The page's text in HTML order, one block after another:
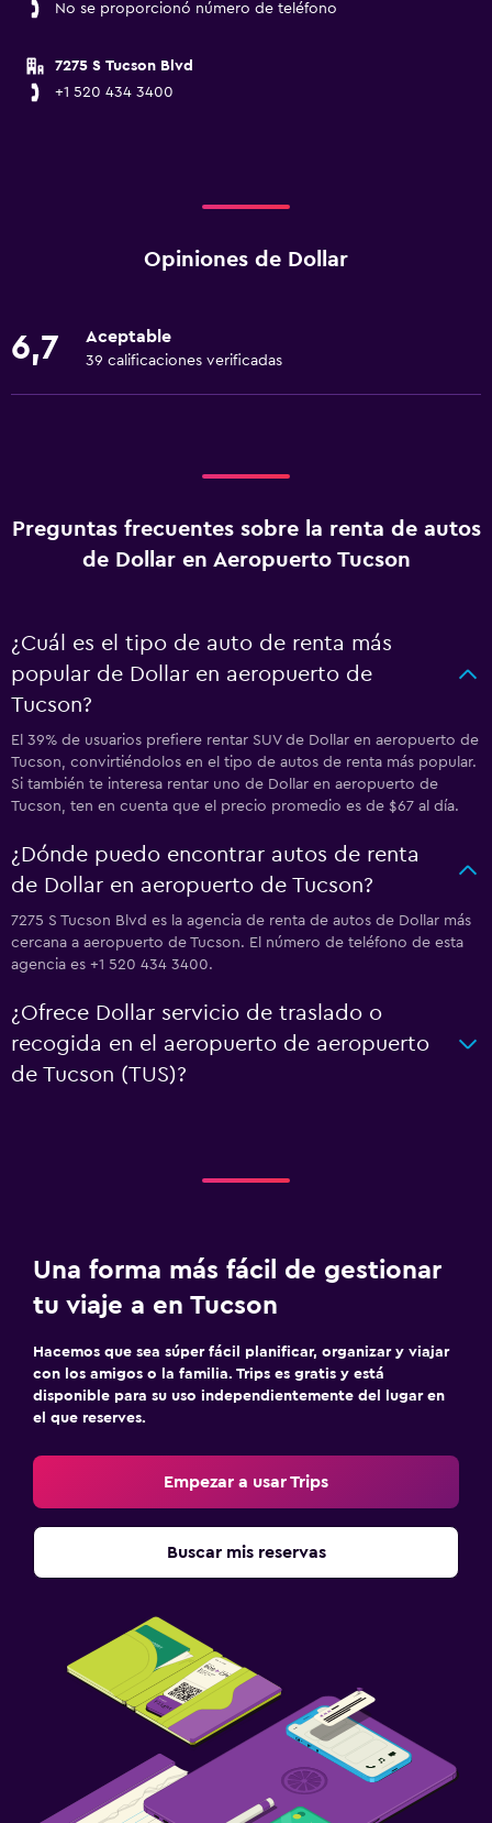
No se proporcionó número de teléfono
7275 S Tucson Blvd
+1 520 434 3400
Opiniones de Dollar
6,7 Aceptable
39 calificaciones verificadas
Preguntas frecuentes sobre la renta de autos
de Dollar en Aeropuerto Tucson
¿Cuál es el tipo de auto de renta más
popular de Dollar en aeropuerto de
Tucson?
El 39% de usuarios prefiere rentar SUV de Dollar en aeropuerto de
Tucson, convirtiéndolos en el tipo de autos de renta más popular.
Si también te interesa rentar uno de Dollar en aeropuerto de
Tucson, ten en cuenta que el precio promedio es de $67 al día.
¿Dónde puedo encontrar autos de renta
de Dollar en aeropuerto de Tucson?
7275 S Tucson Blvd es la agencia de renta de autos de Dollar más
cercana a aeropuerto de Tucson. El número de teléfono de esta
agencia es +1 520 434 3400.
¿Ofrece Dollar servicio de traslado o
recogida en el aeropuerto de aeropuerto
de Tucson (TUS)?
Una forma más fácil de gestionar
tu viaje a en Tucson
Hacemos que sea súper fácil planificar, organizar y viajar
con los amigos o la familia. Trips es gratis y está
disponible para su uso independientemente del lugar en
el que reserves.
Empezar a usar Trips
Buscar mis reservas